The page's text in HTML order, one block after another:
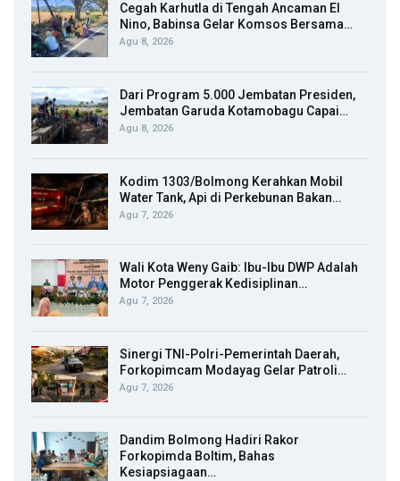
Cegah Karhutla di Tengah Ancaman El
Nino, Babinsa Gelar Komsos Bersama…
Agu 8, 2026
Dari Program 5.000 Jembatan Presiden,
Jembatan Garuda Kotamobagu Capai…
Agu 8, 2026
Kodim 1303/Bolmong Kerahkan Mobil
Water Tank, Api di Perkebunan Bakan…
Agu 7, 2026
Wali Kota Weny Gaib: Ibu-Ibu DWP Adalah
Motor Penggerak Kedisiplinan…
Agu 7, 2026
Sinergi TNI-Polri-Pemerintah Daerah,
Forkopimcam Modayag Gelar Patroli…
Agu 7, 2026
Dandim Bolmong Hadiri Rakor
Forkopimda Boltim, Bahas
Kesiapsiagaan…